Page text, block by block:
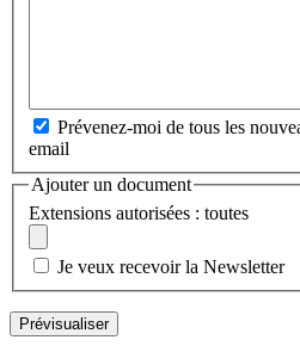
Prévenez-moi de tous les
email
Ajouter un document
Extensions autorisées : toutes
Je veux recevoir la Newsletter